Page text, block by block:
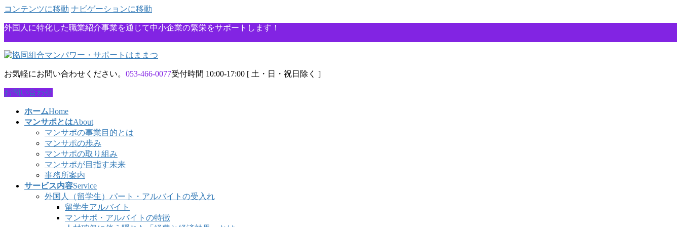
コンテンツに移動 ナビゲーションに移動
外国人に特化した職業紹介事業を通じて中小企業の繁栄をサポートします！
お気軽にお問い合わせください。 053-466-0077受付時間 10:00-17:00 [ 土・日・祝日除く ]
お問い合わせ
ホームHome
マンサポとはAbout
マンサポの事業目的とは
マンサポの歩み
マンサポの取り組み
マンサポが目指す未来
事務所案内
サービス内容Service
外国人（留学生）パート・アルバイトの受入れ
留学生アルバイト
マンサポ・アルバイトの特徴